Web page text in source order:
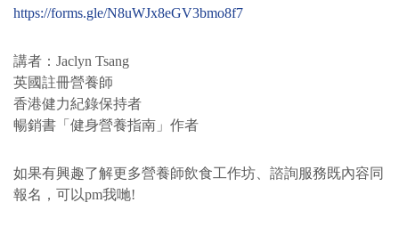
https://forms.gle/N8uWJx8eGV3bmo8f7
講者：Jaclyn Tsang
英國註冊營養師
香港健力紀錄保持者
暢銷書「健身營養指南」作者
如果有興趣了解更多營養師飲食工作坊、諮詢服務既內容同
報名，可以pm我哋!